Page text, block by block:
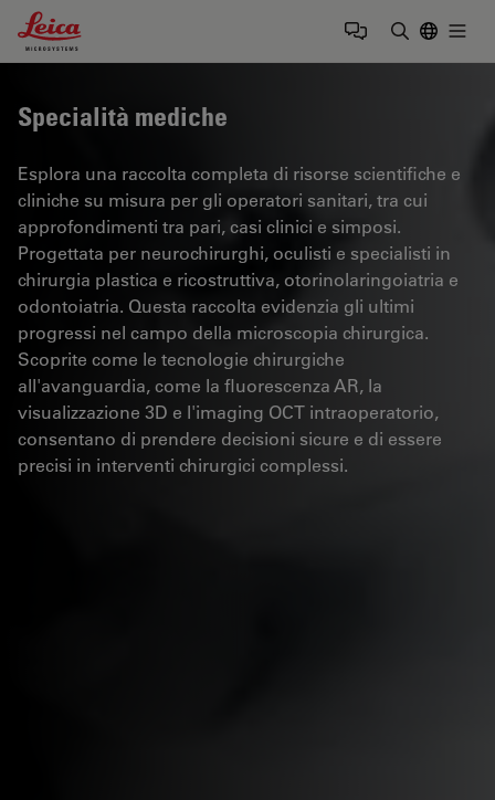
Leica Microsystems Logo
Specialità mediche
Esplora una raccolta completa di risorse scientifiche e
cliniche su misura per gli operatori sanitari, tra cui
approfondimenti tra pari, casi clinici e simposi.
Progettata per neurochirurghi, oculisti e specialisti in
chirurgia plastica e ricostruttiva, otorinolaringoiatria e
odontoiatria. Questa raccolta evidenzia gli ultimi
progressi nel campo della microscopia chirurgica.
Scoprite come le tecnologie chirurgiche
all'avanguardia, come la fluorescenza AR, la
visualizzazione 3D e l'imaging OCT intraoperatorio,
consentano di prendere decisioni sicure e di essere
precisi in interventi chirurgici complessi.